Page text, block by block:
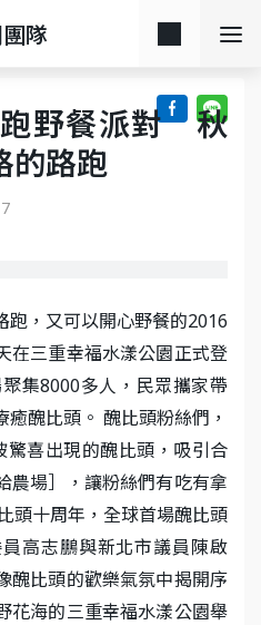
隊
野餐派對 秋
的路跑
跑，又可以開心野餐的2016
在三重幸福水漾公園正式登
集8000多人，民眾攜家帶
醜比頭。 醜比頭粉絲們，
喜出現的醜比頭，吸引合
農場］，讓粉絲們有吃有拿
頭十周年，全球首場醜比頭
高志鵬與新北市議員陳啟
醜比頭的歡樂氣氛中揭開序
花海的三重幸福水漾公園舉